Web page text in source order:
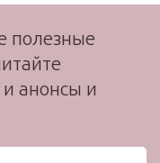
полезные
анонсы и